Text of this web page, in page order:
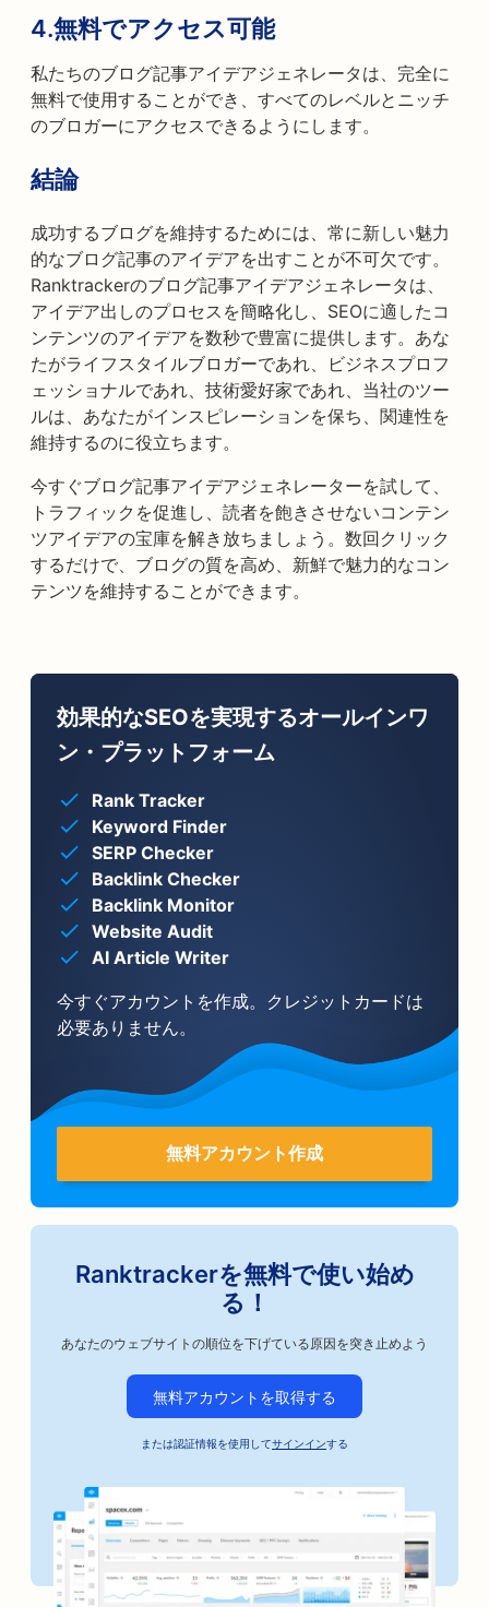
4.無料でアクセス可能
私たちのブログ記事アイデアジェネレータは、完全に
無料で使用することができ、すべてのレベルとニッチ
のブロガーにアクセスできるようにします。
結論
成功するブログを維持するためには、常に新しい魅力
的なブログ記事のアイデアを出すことが不可欠です。
Ranktrackerのブログ記事アイデアジェネレータは、
アイデア出しのプロセスを簡略化し、SEOに適したコ
ンテンツのアイデアを数秒で豊富に提供します。あな
たがライフスタイルブロガーであれ、ビジネスプロフ
ェッショナルであれ、技術愛好家であれ、当社のツー
ルは、あなたがインスピレーションを保ち、関連性を
維持するのに役立ちます。
今すぐブログ記事アイデアジェネレーターを試して、
トラフィックを促進し、読者を飽きさせないコンテン
ツアイデアの宝庫を解き放ちましょう。数回クリック
するだけで、ブログの質を高め、新鮮で魅力的なコン
テンツを維持することができます。
効果的なSEOを実現するオールインワ
ン・プラットフォーム
Rank Tracker
Keyword Finder
SERP Checker
Backlink Checker
Backlink Monitor
Website Audit
AI Article Writer
今すぐアカウントを作成。クレジットカードは
必要ありません。
無料アカウント作成
Ranktrackerを無料で使い始め
る！
あなたのウェブサイトの順位を下げている原因を突き止めよう
無料アカウントを取得する
または認証情報を使用してサインインする